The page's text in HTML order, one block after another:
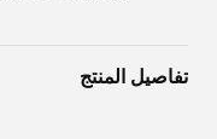
تفاصيل المنتج